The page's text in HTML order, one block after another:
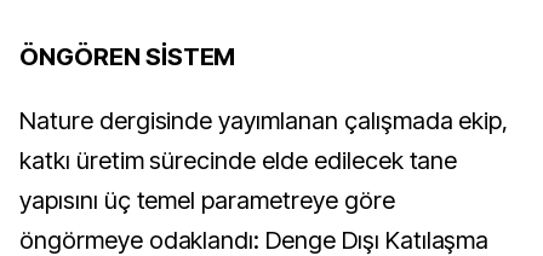
ÖNGÖREN SİSTEM
Nature dergisinde yayımlanan çalışmada ekip,
katkı üretim sürecinde elde edilecek tane
yapısını üç temel parametreye göre
öngörmeye odaklandı: Denge Dışı Katılaşma